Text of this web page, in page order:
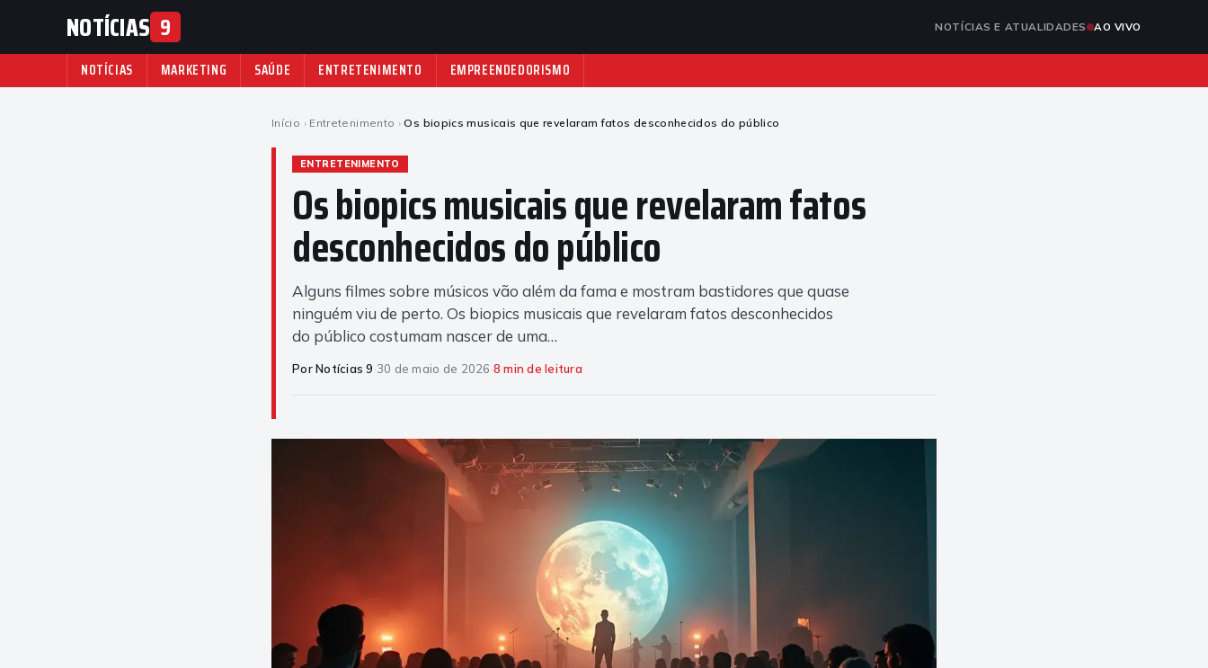
NOTÍCIAS 9 NOTÍCIAS E ATUALIDADES AO VIVO
NOTÍCIAS MARKETING SAÚDE ENTRETENIMENTO EMPREENDEDORISMO
Início › Entretenimento › Os biopics musicais que revelaram fatos desconhecidos do público
ENTRETENIMENTO
Os biopics musicais que revelaram fatos
desconhecidos do público
Alguns filmes sobre músicos vão além da fama e mostram bastidores que quase
ninguém viu de perto. Os biopics musicais que revelaram fatos desconhecidos
do público costumam nascer de uma…
Por Notícias 9·30 de maio de 2026·8 min de leitura